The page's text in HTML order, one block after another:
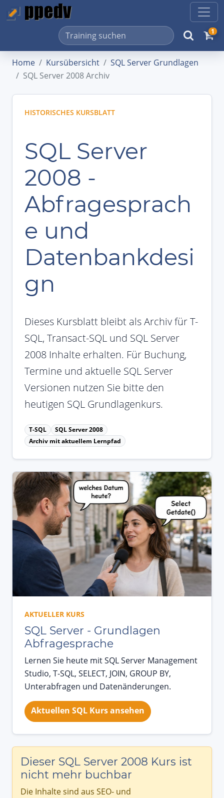
1
Home Kursübersicht
SQL Server Grundlagen
SQL Server 2008 Archiv
HISTORISCHES KURSBLATT
SQL Server
2008 -
Abfragesprach
e und
Datenbankdesi
gn
Dieses Kursblatt bleibt als Archiv für T-
SQL, Transact-SQL und SQL Server
2008 Inhalte erhalten. Für Buchung,
Termine und aktuelle SQL Server
Versionen nutzen Sie bitte den
heutigen SQL Grundlagenkurs.
T-SQL
SQL Server 2008
Archiv mit aktuellem Lernpfad
AKTUELLER KURS
SQL Server - Grundlagen
Abfragesprache
Lernen Sie heute mit SQL Server Management
Studio, T-SQL, SELECT, JOIN, GROUP BY,
Unterabfragen und Datenänderungen.
Aktuellen SQL Kurs ansehen
Dieser SQL Server 2008 Kurs ist
nicht mehr buchbar
Die Inhalte sind aus SEO- und